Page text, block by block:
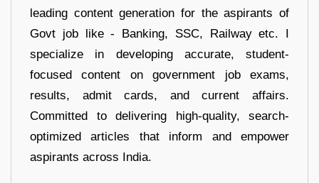
leading content generation for the aspirants of
Govt job like - Banking, SSC, Railway etc. I
specialize in developing accurate, student-
focused content on government job exams,
results, admit cards, and current affairs.
Committed to delivering high-quality, search-
optimized articles that inform and empower
aspirants across India.